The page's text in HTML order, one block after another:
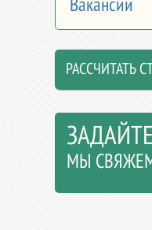
Вакансии
РАССЧИТАТЬ
МЫ